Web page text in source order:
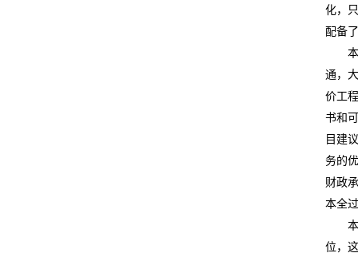
化，
配备
通，
价工
书和
目建
务的
财政
本全
位，